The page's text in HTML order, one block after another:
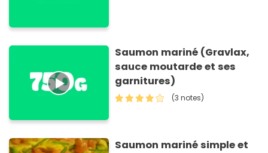
Saumon mariné (Gravlax,
sauce moutarde et ses
garnitures)
(3 notes)
Saumon mariné simple et